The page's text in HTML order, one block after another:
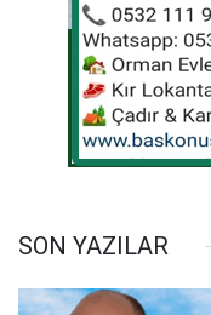
SON YAZILAR